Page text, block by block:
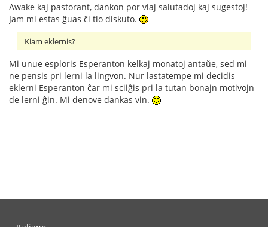
Awake kaj pastorant, dankon por viaj salutadoj kaj sugestoj!
Jam mi estas ĝuas ĉi tio diskuto.
Kiam eklernis?
Mi unue esploris Esperanton kelkaj monatoj antaŭe, sed mi
ne pensis pri lerni la lingvon. Nur lastatempe mi decidis
eklerni Esperanton ĉar mi sciiĝis pri la tutan bonajn motivojn
de lerni ĝin. Mi denove dankas vin.